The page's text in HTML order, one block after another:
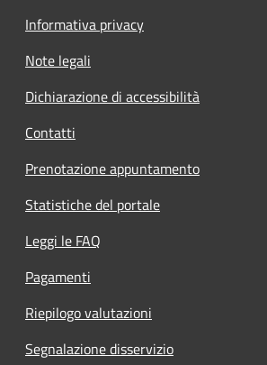
Informativa privacy
Note legali
Dichiarazione di accessibilità
Contatti
Prenotazione appuntamento
Statistiche del portale
Leggi le FAQ
Pagamenti
Riepilogo valutazioni
Segnalazione disservizio